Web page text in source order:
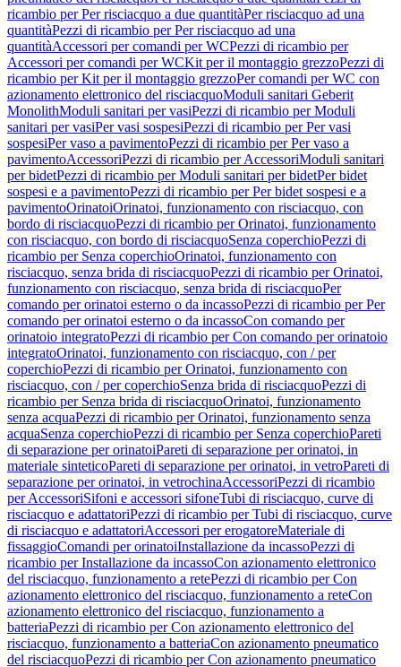
ricambio per Per risciacquo a due quantitàPer risciacquo ad una
quantitàPezzi di ricambio per Per risciacquo ad una
quantitàAccessori per comandi per WCPezzi di ricambio per
Accessori per comandi per WCKit per il montaggio grezzoPezzi di
ricambio per Kit per il montaggio grezzoPer comandi per WC con
azionamento elettronico del risciacquoModuli sanitari Geberit
MonolithModuli sanitari per vasiPezzi di ricambio per Moduli
sanitari per vasiPer vasi sospesiPezzi di ricambio per Per vasi
sospesiPer vaso a pavimentoPezzi di ricambio per Per vaso a
pavimentoAccessoriPezzi di ricambio per AccessoriModuli sanitari
per bidetPezzi di ricambio per Moduli sanitari per bidetPer bidet
sospesi e a pavimentoPezzi di ricambio per Per bidet sospesi e a
pavimentoOrinatoiOrinatoi, funzionamento con risciacquo, con
bordo di risciacquoPezzi di ricambio per Orinatoi, funzionamento
con risciacquo, con bordo di risciacquoSenza coperchioPezzi di
ricambio per Senza coperchioOrinatoi, funzionamento con
risciacquo, senza brida di risciacquoPezzi di ricambio per Orinatoi,
funzionamento con risciacquo, senza brida di risciacquoPer
comando per orinatoi esterno o da incassoPezzi di ricambio per Per
comando per orinatoi esterno o da incassoCon comando per
orinatoio integratoPezzi di ricambio per Con comando per orinatoio
integratoOrinatoi, funzionamento con risciacquo, con / per
coperchioPezzi di ricambio per Orinatoi, funzionamento con
risciacquo, con / per coperchioSenza brida di risciacquoPezzi di
ricambio per Senza brida di risciacquoOrinatoi, funzionamento
senza acquaPezzi di ricambio per Orinatoi, funzionamento senza
acquaSenza coperchioPezzi di ricambio per Senza coperchioPareti
di separazione per orinatoiPareti di separazione per orinatoi, in
materiale sinteticoPareti di separazione per orinatoi, in vetroPareti di
separazione per orinatoi, in vetrochinaAccessoriPezzi di ricambio
per AccessoriSifoni e accessori sifoneTubi di risciacquo, curve di
risciacquo e adattatoriPezzi di ricambio per Tubi di risciacquo, curve
di risciacquo e adattatoriAccessori per erogatoreMateriale di
fissaggioComandi per orinatoiInstallazione da incassoPezzi di
ricambio per Installazione da incassoCon azionamento elettronico
del risciacquo, funzionamento a retePezzi di ricambio per Con
azionamento elettronico del risciacquo, funzionamento a reteCon
azionamento elettronico del risciacquo, funzionamento a
batteriaPezzi di ricambio per Con azionamento elettronico del
risciacquo, funzionamento a batteriaCon azionamento pneumatico
del risciacquoPezzi di ricambio per Con azionamento pneumatico